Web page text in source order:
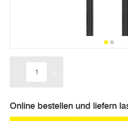
Online bestellen und liefern